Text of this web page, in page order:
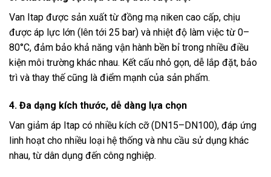
Van Itap được sản xuất từ đồng mạ niken cao cấp, chịu
được áp lực lớn (lên tới 25 bar) và nhiệt độ làm việc từ 0–
80°C, đảm bảo khả năng vận hành bền bỉ trong nhiều điều
kiện môi trường khác nhau. Kết cấu nhỏ gọn, dễ lắp đặt, bảo
trì và thay thế cũng là điểm mạnh của sản phẩm.
4. Đa dạng kích thước, dễ dàng lựa chọn
Van giảm áp Itap có nhiều kích cỡ (DN15–DN100), đáp ứng
linh hoạt cho nhiều loại hệ thống và nhu cầu sử dụng khác
nhau, từ dân dụng đến công nghiệp.